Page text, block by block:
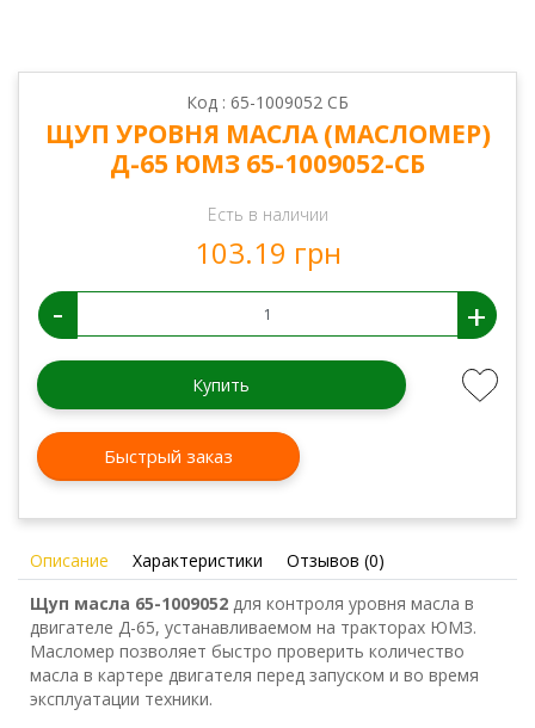
Код : 65-1009052 СБ
ЩУП УРОВНЯ МАСЛА (МАСЛОМЕР)
Д-65 ЮМЗ 65-1009052-СБ
Есть в наличии
103.19 грн
- +
Купить
Быстрый заказ
Описание Характеристики
Отзывов (0)
Щуп масла 65-1009052 для контроля уровня масла в
двигателе Д-65, устанавливаемом на тракторах ЮМЗ.
Масломер позволяет быстро проверить количество
масла в картере двигателя перед запуском и во время
эксплуатации техники.